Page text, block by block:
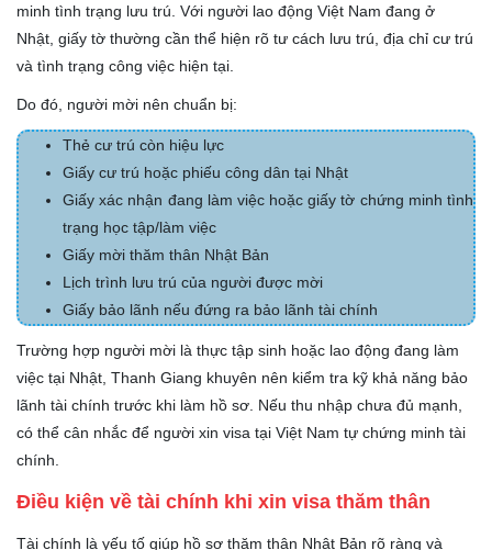
minh tình trạng lưu trú. Với người lao động Việt Nam đang ở
Nhật, giấy tờ thường cần thể hiện rõ tư cách lưu trú, địa chỉ cư trú
và tình trạng công việc hiện tại.
Do đó, người mời nên chuẩn bị:
Thẻ cư trú còn hiệu lực
Giấy cư trú hoặc phiếu công dân tại Nhật
Giấy xác nhận đang làm việc hoặc giấy tờ chứng minh tình
trạng học tập/làm việc
Giấy mời thăm thân Nhật Bản
Lịch trình lưu trú của người được mời
Giấy bảo lãnh nếu đứng ra bảo lãnh tài chính
Trường hợp người mời là thực tập sinh hoặc lao động đang làm
việc tại Nhật, Thanh Giang khuyên nên kiểm tra kỹ khả năng bảo
lãnh tài chính trước khi làm hồ sơ. Nếu thu nhập chưa đủ mạnh,
có thể cân nhắc để người xin visa tại Việt Nam tự chứng minh tài
chính.
Điều kiện về tài chính khi xin visa thăm thân
Tài chính là yếu tố giúp hồ sơ thăm thân Nhật Bản rõ ràng và